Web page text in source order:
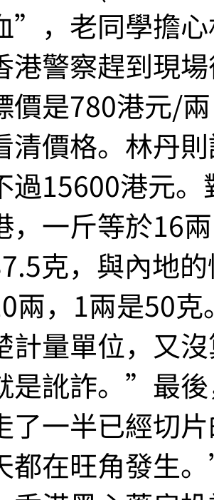
”，老同學擔
港警察趕到現
價是780港元/
清價格。林丹
過15600港元
，一斤等於16
克，與內地
兩，1兩是50
計量單位，又
是訛詐。”最
了一半已經切
都在旺角發生